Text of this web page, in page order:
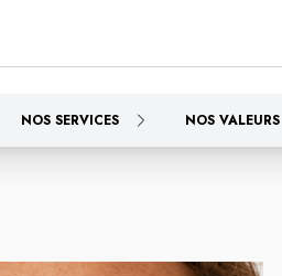
NOS SERVICES NOS VALEURS